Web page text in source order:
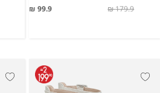
99.9 ₪ 179.9 ₪